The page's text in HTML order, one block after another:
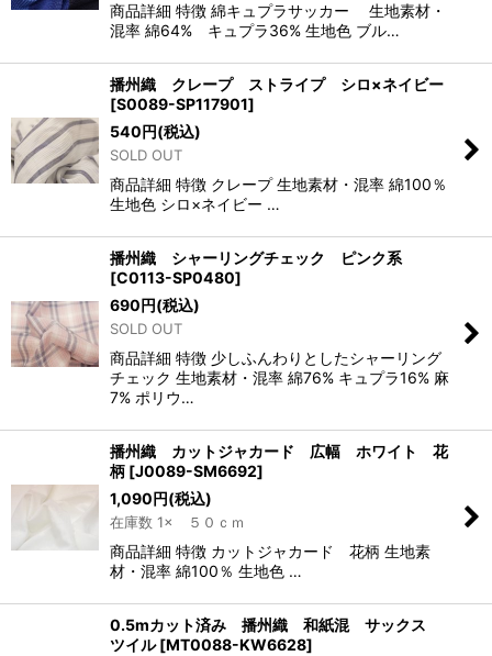
商品詳細 特徴 綿キュプラサッカー 生地素材・
混率 綿64% キュプラ36% 生地色 ブル…
播州織 クレープ ストライプ シロ×ネイビー
[S0089-SP117901]
540円(税込)
SOLD OUT
商品詳細 特徴 クレープ 生地素材・混率 綿100％
生地色 シロ×ネイビー …
播州織 シャーリングチェック ピンク系
[C0113-SP0480]
690円(税込)
SOLD OUT
商品詳細 特徴 少しふんわりとしたシャーリング
チェック 生地素材・混率 綿76% キュプラ16% 麻
7% ポリウ…
播州織 カットジャカード 広幅 ホワイト 花
柄 [J0089-SM6692]
1,090円(税込)
在庫数 1× ５０ｃｍ
商品詳細 特徴 カットジャカード 花柄 生地素
材・混率 綿100％ 生地色 …
0.5mカット済み 播州織 和紙混 サックス
ツイル [MT0088-KW6628]